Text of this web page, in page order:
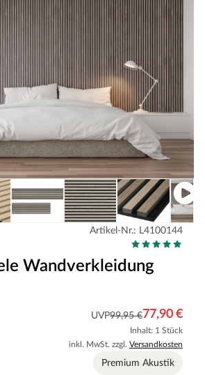
Artikel-Nr.: L4100144
Wandverkleidung
UVP99,95 €77,90 €
Inhalt: 1 Stück
inkl. MwSt. zzgl. Versandkosten
Premium Akustik